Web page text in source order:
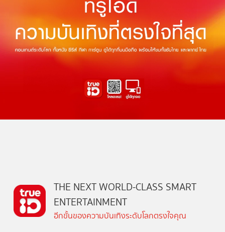
THE NEXT WORLD-CLASS SMART
ENTERTAINMENT
อีกขั้นของความบันเทิงระดับโลกตรงใจคุณ